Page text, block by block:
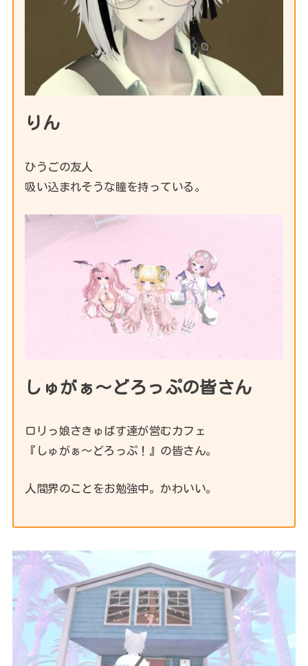
りん
ひうごの友人
吸い込まれそうな瞳を持っている。
しゅがぁ～どろっぷの皆さん
ロリっ娘さきゅばす達が営むカフェ
『しゅがぁ〜どろっぷ！』の皆さん。
人間界のことをお勉強中。かわいい。